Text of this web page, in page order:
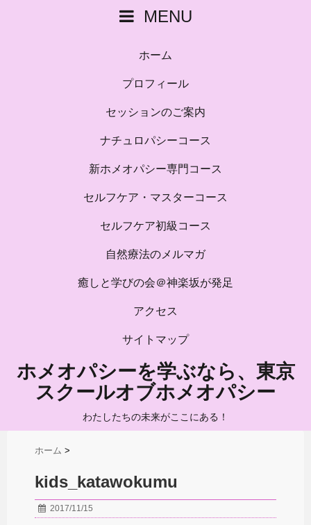
MENU
ホーム
プロフィール
セッションのご案内
ナチュロパシーコース
新ホメオパシー専門コース
セルフケア・マスターコース
セルフケア初級コース
自然療法のメルマガ
癒しと学びの会＠神楽坂が発足
アクセス
サイトマップ
ホメオパシーを学ぶなら、東京
スクールオブホメオパシー
わたしたちの未来がここにある！
ホーム >
kids_katawokumu
2017/11/15